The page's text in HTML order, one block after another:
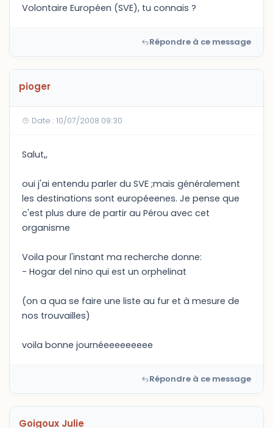
Volontaire Européen (SVE), tu connais ?
Répondre à ce message
pioger
Date : 10/07/2008 09:30
Salut,,
oui j'ai entendu parler du SVE ;mais généralement
les destinations sont européeenes. Je pense que
c'est plus dure de partir au Pérou avec cet
organisme
Voila pour l'instant ma recherche donne:
- Hogar del nino qui est un orphelinat
(on a qua se faire une liste au fur et à mesure de
nos trouvailles)
voila bonne journéeeeeeeeee
Répondre à ce message
Goigoux Julie